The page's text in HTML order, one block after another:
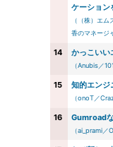
ケーション
（（株）エ
香のマネージ
14 かっこいい
（Anubis／
15 知的エンジ
（onoT／
16 Gumroad
（ai_prami